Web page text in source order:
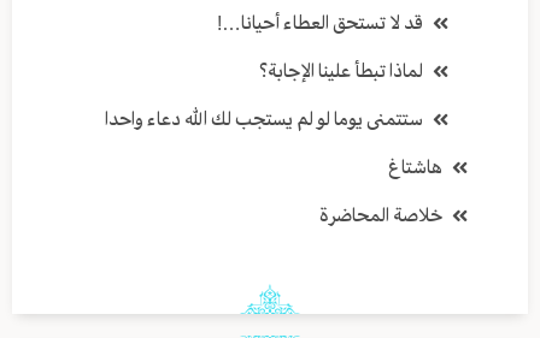
قد لا تستحق العطاء أحيانا…!
لماذا تبطأ علينا الإجابة؟
ستتمنى يوما لو لم يستجب لك الله دعاء واحدا
هاشتاغ
خلاصة المحاضرة